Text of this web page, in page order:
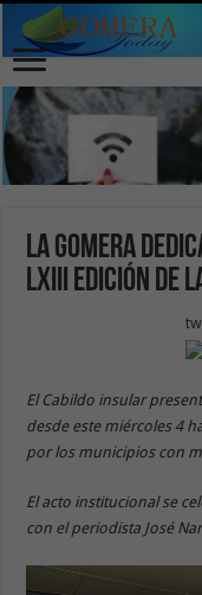
La Gomera
LXIII edición de
El Cabildo insular
desde este miércoles 4
por los municipios con
El acto institucional se
con el periodista José